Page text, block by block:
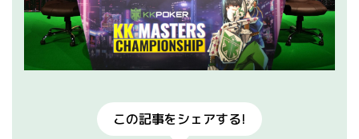
この記事をシェアする!